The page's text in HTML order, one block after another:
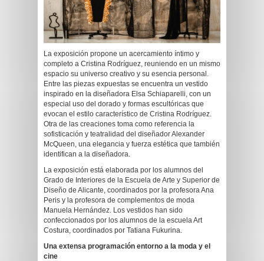
La exposición propone un acercamiento íntimo y
completo a Cristina Rodríguez, reuniendo en un mismo
espacio su universo creativo y su esencia personal.
Entre las piezas expuestas se encuentra un vestido
inspirado en la diseñadora Elsa Schiaparelli, con un
especial uso del dorado y formas escultóricas que
evocan el estilo característico de Cristina Rodríguez.
Otra de las creaciones toma como referencia la
sofisticación y teatralidad del diseñador Alexander
McQueen, una elegancia y fuerza estética que también
identifican a la diseñadora.
La exposición está elaborada por los alumnos del
Grado de Interiores de la Escuela de Arte y Superior de
Diseño de Alicante, coordinados por la profesora Ana
Peris y la profesora de complementos de moda
Manuela Hernández. Los vestidos han sido
confeccionados por los alumnos de la escuela Art
Costura, coordinados por Tatiana Fukurina.
Una extensa programación entorno a la moda y el
cine